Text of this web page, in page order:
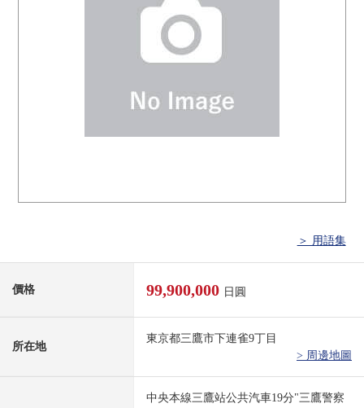
＞ 用語集
價格 99,900,000 日圓
所在地
東京都三鷹市下連雀9丁目
> 周邊地圖
中央本線三鷹站公共汽車19分"三鷹警察